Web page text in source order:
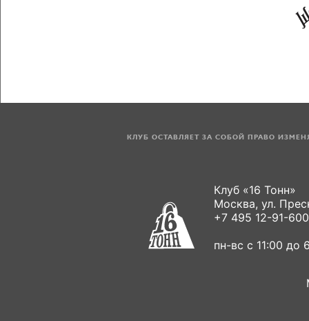
КЛУБ ОСТАВЛЯЕТ ЗА СОБОЙ ПРАВО
Клуб «16 Тонн»
Москва, ул.
+7 495 12-91-
пн-вс с 11:00 до